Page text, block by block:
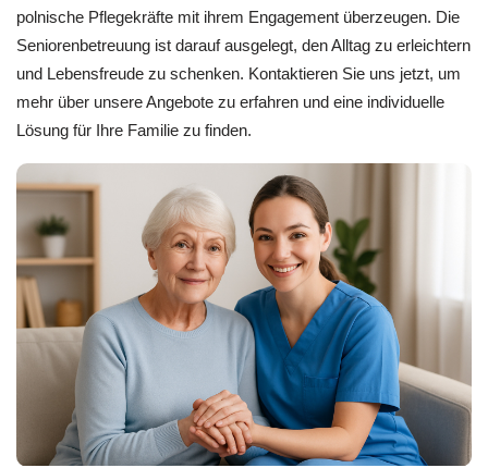
polnische Pflegekräfte mit ihrem Engagement überzeugen. Die
Seniorenbetreuung ist darauf ausgelegt, den Alltag zu erleichtern
und Lebensfreude zu schenken. Kontaktieren Sie uns jetzt, um
mehr über unsere Angebote zu erfahren und eine individuelle
Lösung für Ihre Familie zu finden.